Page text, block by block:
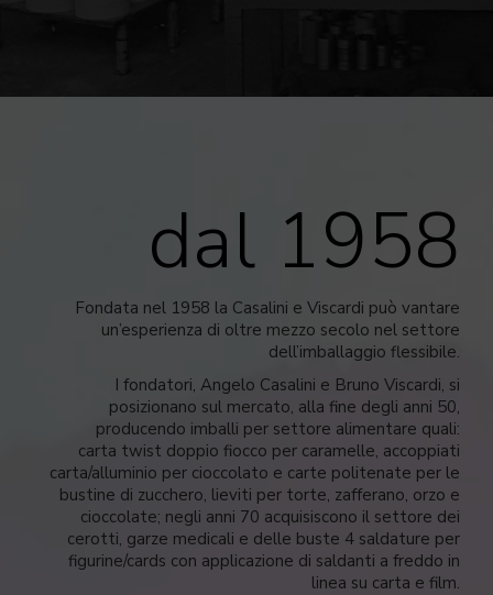
dal 1958
Fondata nel 1958 la Casalini e Viscardi può vantare
un’esperienza di oltre mezzo secolo nel settore
dell’imballaggio flessibile.
I fondatori, Angelo Casalini e Bruno Viscardi, si
posizionano sul mercato, alla fine degli anni 50,
producendo imballi per settore alimentare quali:
carta twist doppio fiocco per caramelle, accoppiati
carta/alluminio per cioccolato e carte politenate per le
bustine di zucchero, lieviti per torte, zafferano, orzo e
cioccolate; negli anni 70 acquisiscono il settore dei
cerotti, garze medicali e delle buste 4 saldature per
figurine/cards con applicazione di saldanti a freddo in
linea su carta e film.